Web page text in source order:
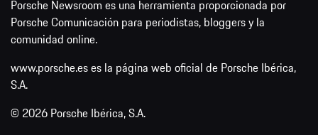
Porsche Newsroom es una herramienta proporcionada por
Porsche Comunicación para periodistas, bloggers y la
comunidad online.
www.porsche.es es la página web oficial de Porsche Ibérica,
S.A.
© 2026 Porsche Ibérica, S.A.